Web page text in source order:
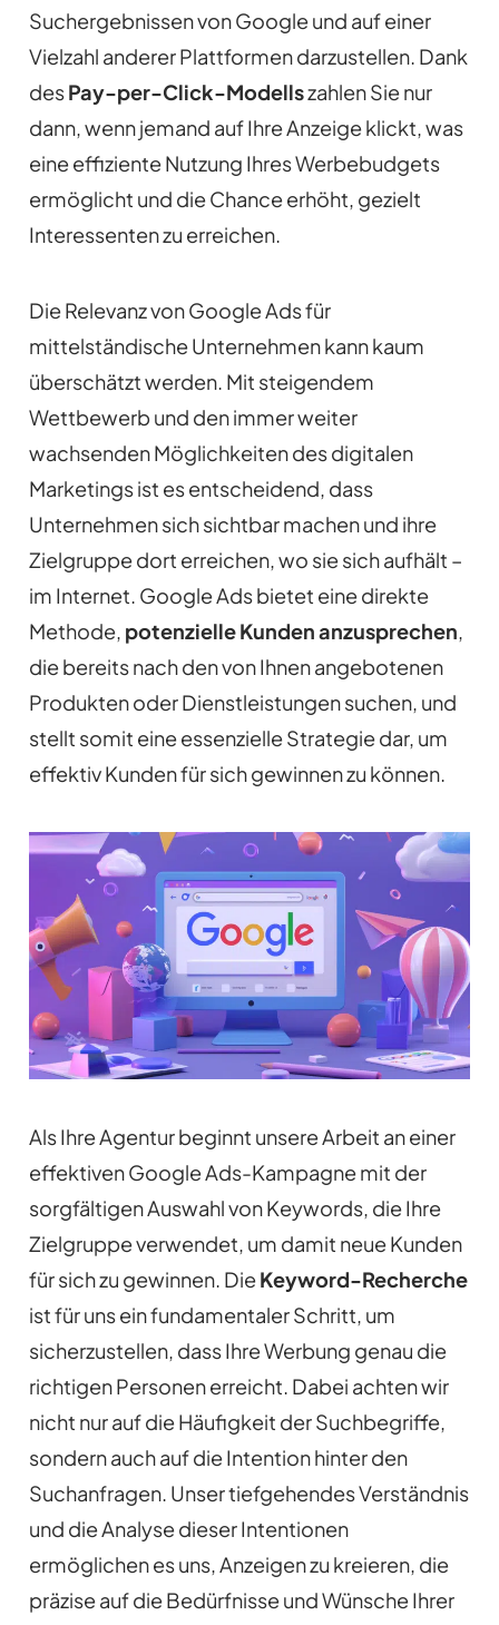
Suchergebnissen von Google und auf einer
Vielzahl anderer Plattformen darzustellen. Dank
desPay-per-Click-Modellszahlen Sie nur
dann, wenn jemand auf Ihre Anzeige klickt, was
eine effiziente Nutzung Ihres Werbebudgets
ermöglicht und die Chance erhöht, gezielt
Interessenten zu erreichen.
Die Relevanz von Google Ads für
mittelständische Unternehmen kann kaum
überschätzt werden. Mit steigendem
Wettbewerb und den immer weiter
wachsenden Möglichkeiten des digitalen
Marketings ist es entscheidend, dass
Unternehmen sich sichtbar machen und ihre
Zielgruppe dort erreichen, wo sie sich aufhält –
im Internet. Google Ads bietet eine direkte
Methode, potenzielle Kunden anzusprechen,
die bereits nach den von Ihnen angebotenen
Produkten oder Dienstleistungen suchen, und
stellt somit eine essenzielle Strategie dar, um
effektiv Kunden für sich gewinnen zu können.
Als Ihre Agentur beginnt unsere Arbeit an einer
effektiven Google Ads-Kampagne mit der
sorgfältigen Auswahl von Keywords, die Ihre
Zielgruppe verwendet, um damit neue Kunden
für sich zu gewinnen. DieKeyword-Recherche
ist für uns ein fundamentaler Schritt, um
sicherzustellen, dass Ihre Werbung genau die
richtigen Personen erreicht. Dabei achten wir
nicht nur auf die Häufigkeit der Suchbegriffe,
sondern auch auf die Intention hinter den
Suchanfragen. Unser tiefgehendes Verständnis
und die Analyse dieser Intentionen
ermöglichen es uns, Anzeigen zu kreieren, die
präzise auf die Bedürfnisse und Wünsche Ihrer